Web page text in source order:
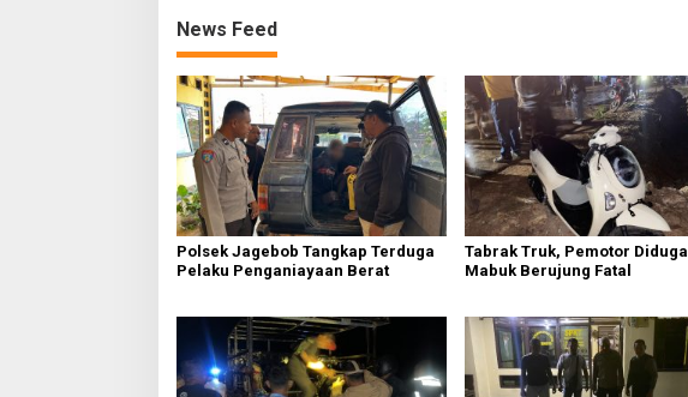
News Feed
Polsek Jagebob Tangkap Terduga
Pelaku Penganiayaan Berat
Tabrak Truk, Pemotor Diduga
Mabuk Berujung Fatal